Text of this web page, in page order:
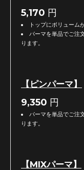
5,170 円
トップにボリューム
パーマを単品でご注
ります。
【ピンパーマ】
9,350 円
パーマを単品でご注
ります。
【MIXパーマ】